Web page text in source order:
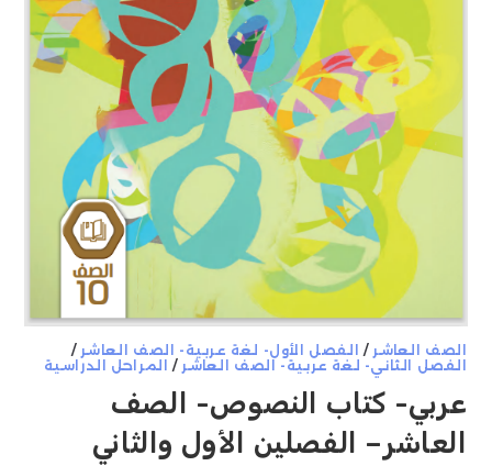
الصف العاشر / الفصل الأول- لغة عربية- الصف العاشر /
الفصل الثاني- لغة عربية- الصف العاشر / المراحل الدراسية
عربي- كتاب النصوص- الصف
العاشر– الفصلين الأول والثاني